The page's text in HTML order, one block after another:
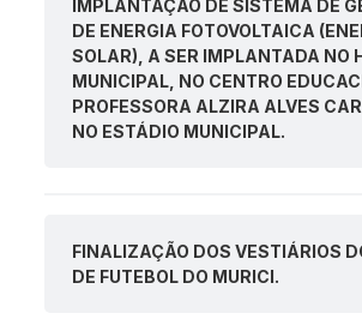
IMPLANTAÇÃO DE SISTEMA DE
DE ENERGIA FOTOVOLTAICA
SOLAR), A SER IMPLANTADA NO
MUNICIPAL, NO CENTRO
PROFESSORA ALZIRA ALVES
NO ESTÁDIO MUNICIPAL.
FINALIZAÇÃO DOS VESTIÁRIOS
DE FUTEBOL DO MURICI.